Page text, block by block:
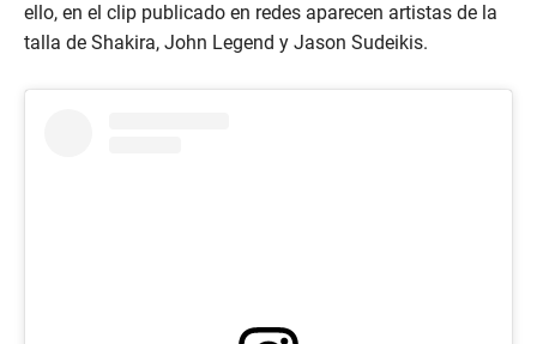
ello, en el clip publicado en redes aparecen artistas de la
talla de Shakira, John Legend y Jason Sudeikis.